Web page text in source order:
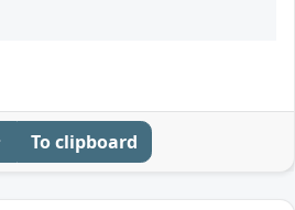
To clipboard